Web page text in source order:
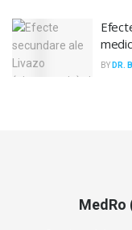
BY DR.
MedRo